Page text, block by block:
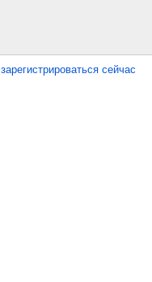
зарегистрироваться сейчас